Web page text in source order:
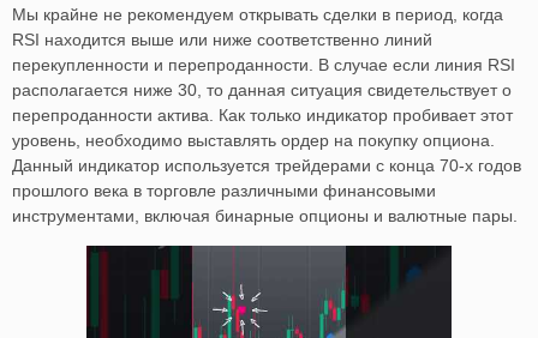
Мы крайне не рекомендуем открывать сделки в период, когда
RSI находится выше или ниже соответственно линий
перекупленности и перепроданности. В случае если линия RSI
располагается ниже 30, то данная ситуация свидетельствует о
перепроданности актива. Как только индикатор пробивает этот
уровень, необходимо выставлять ордер на покупку опциона.
Данный индикатор используется трейдерами с конца 70-х годов
прошлого века в торговле различными финансовыми
инструментами, включая бинарные опционы и валютные пары.